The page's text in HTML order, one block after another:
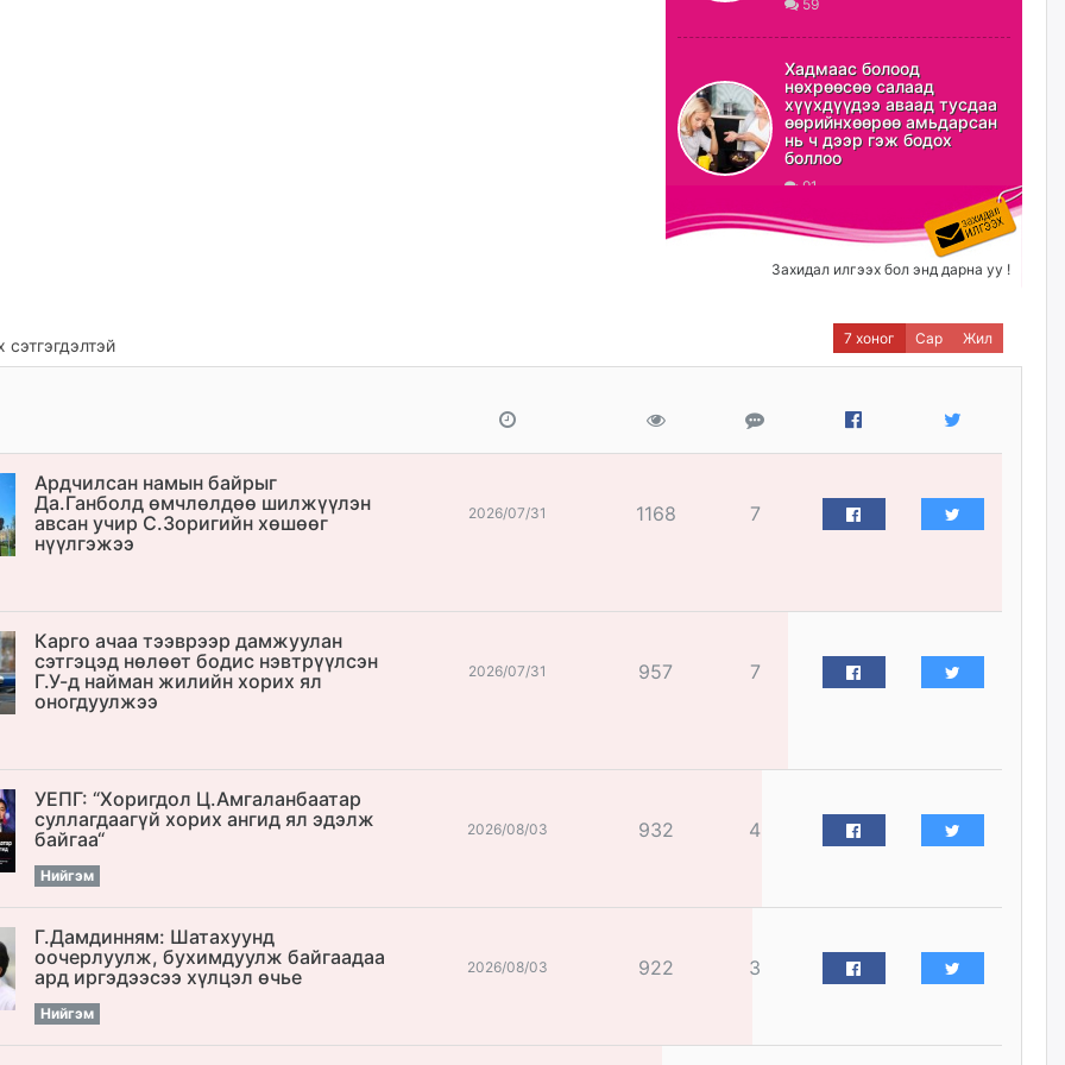
ХЗДХ-ын сайд С.Амарсайхан:
Авлигаар авсан хөрөнгийг
хурааж, нийгмийн сайн
сайхны хөгжилд зориулах
бөгөөд үүнийг хэд хэдэн эрх
бүхий байгууллагаас санал авна
өчигдѳр
Шатахууныг олдож байгаа
газраас нь л авч байна. Үнэ
тарифаас илүү хангамж дээр
анхаарч байна
Ц.Будханд: Дүүгээ гараад
долоон сарын хугацаа
Барилгын салбарын 100
Монгол Улсад 162 вагон - 9720
тонн АИ-92 орж иржээ
Jade Gas: 1.1 тэрбум австрали
эцсийн гэрээг есдүгээр сард
байгуулбал Тавантолгойн
метан хийн үйлдвэрлэлийн
Ханын материалд эхний
ээлжийн 6 блок орон сууцны
өчигдѳр
59
Хадмаас болоод
нөхрөөсөө салаад
хүүхдүүдээ аваад тусдаа
өөрийнхөөрөө амьдарсан
нь ч дээр гэж бодох
боллоо
91
Захидал илгээх бол энд дарна уу !
7 хоног Сар Жил
Ардчилсан намын байрыг
Да.Ганболд өмчлөлдөө шилжүүлэн
авсан учир С.Зоригийн хөшөөг
нүүлгэжээ
2026/07/31 1168 7
Карго ачаа тээврээр дамжуулан
сэтгэцэд нөлөөт бодис нэвтрүүлсэн
Г.У-д найман жилийн хорих ял
оногдуулжээ
2026/07/31 957 7
УЕПГ: “Хоригдол Ц.Амгаланбаатар
cуллагдаагүй хорих ангид ял эдэлж
байгаа“
Нийгэм
2026/08/03 932 4
Г.Дамдинням: Шатахуунд
оочерлуулж, бухимдуулж байгаадаа
ард иргэдээсээ хүлцэл өчье
Нийгэм
2026/08/03 922 3